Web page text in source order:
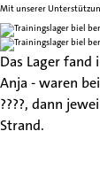
Mit unserer
Das Lager fand
Anja - waren
????, dann
Strand.